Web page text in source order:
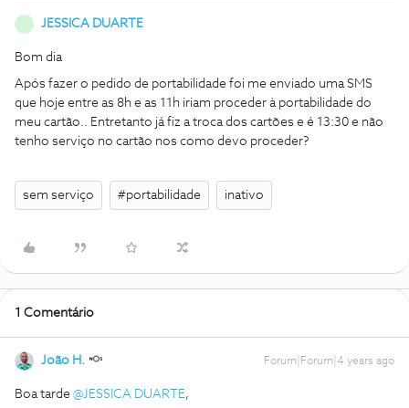
JESSICA DUARTE
Bom dia
Após fazer o pedido de portabilidade foi me enviado uma SMS
que hoje entre as 8h e as 11h iriam proceder à portabilidade do
meu cartão.. Entretanto já fiz a troca dos cartões e é 13:30 e não
tenho serviço no cartão nos como devo proceder?
sem serviço #portabilidade inativo
1 Comentário
João H. Forum|Forum|4 years ago
Boa tarde @JESSICA DUARTE,